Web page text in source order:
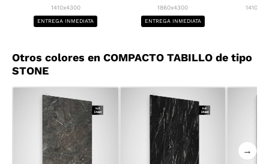
1410x4300
ENTREGA INMEDIATA
1860x4300
ENTREGA INMEDIATA
Otros colores en COMPACTO TABILLO de tipo
STONE
→